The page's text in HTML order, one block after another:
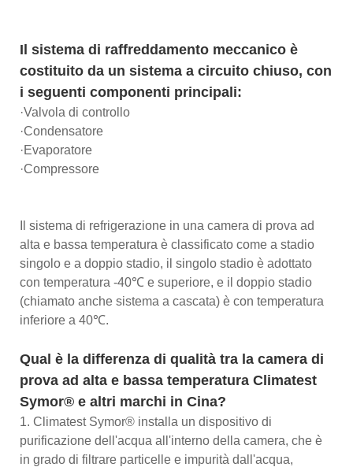
Il sistema di raffreddamento meccanico è
costituito da un sistema a circuito chiuso, con
i seguenti componenti principali:
·Valvola di controllo
·Condensatore
·Evaporatore
·Compressore
Il sistema di refrigerazione in una camera di prova ad
alta e bassa temperatura è classificato come a stadio
singolo e a doppio stadio, il singolo stadio è adottato
con temperatura -40℃ e superiore, e il doppio stadio
(chiamato anche sistema a cascata) è con temperatura
inferiore a 40℃.
Qual è la differenza di qualità tra la camera di
prova ad alta e bassa temperatura Climatest
Symor® e altri marchi in Cina?
1. Climatest Symor® installa un dispositivo di
purificazione dell'acqua all'interno della camera, che è
in grado di filtrare particelle e impurità dall'acqua,